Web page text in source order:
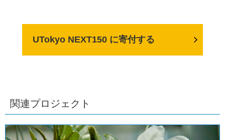
UTokyo NEXT150 に寄付する
関連プロジェクト